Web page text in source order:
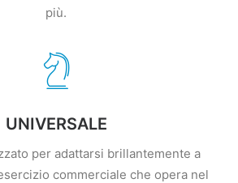
più.
UNIVERSALE
per adattarsi brillantemente a
commerciale che opera nel